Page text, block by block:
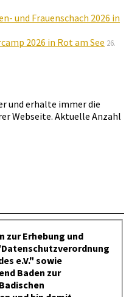
und Frauenschach 2026 in
2026 in Rot am See 26.
und erhalte immer die
Webseite. Aktuelle Anzahl
zur Erhebung und
e.V." sowie
Baden zur